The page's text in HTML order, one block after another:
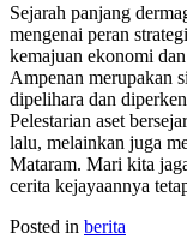
Sejarah panjang
mengenai peran
kemajuan ekonomi
Ampenan merupakan
dipelihara dan
Pelestarian aset
lalu, melainkan juga
Mataram. Mari kita
cerita kejayaannya
Posted in berita